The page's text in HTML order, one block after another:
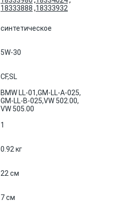
18333888 ,18333932
синтетическое
5W-30
CF,SL
BMW LL-01,GM-LL-A-025,
GM-LL-B-025,VW 502.00,
VW 505.00
1
0.92 кг
22 см
7 см